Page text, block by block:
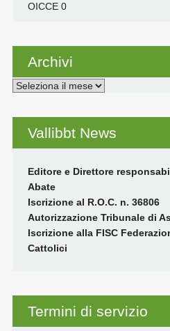
OICCE0
Archivi
Archivi
Vallibbt News
Editore e Direttore
Abate
Iscrizione al R.O.C. n. 36806
Autorizzazione Tribunale di
Iscrizione alla FISC
Cattolici
Termini di servizio